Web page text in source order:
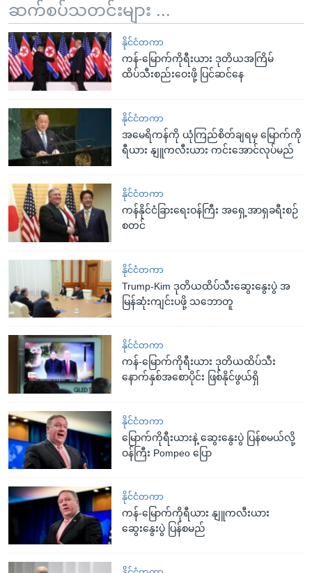
ဆက်စပ်သတင်းများ ...
နိုင်ငံတကာ
ကန်-မြောက်ကိုရီးယား ဒုတိယအကြိမ်
ထိပ်သီးစည်းဝေးဖို့ ပြင်ဆင်နေ
နိုင်ငံတကာ
အမေရိကန်ကို ယုံကြည်စိတ်ချရမှ မြောက်ကို
ရီယား နျူကလီးယား ကင်းအောင်လုပ်မည်
နိုင်ငံတကာ
ကန်နိုင်ငံခြားရေးဝန်ကြီး အရှေ့အာရှခရီးစဉ်
စတင်
နိုင်ငံတကာ
Trump-Kim ဒုတိယထိပ်သီးဆွေးနွေးပွဲ အ
မြန်ဆုံးကျင်းပဖို့ သဘောတူ
နိုင်ငံတကာ
ကန်-မြောက်ကိုရီးယား ဒုတိယထိပ်သီး
နောက်နှစ်အစောပိုင်း ဖြစ်နိုင်ဖွယ်ရှိ
နိုင်ငံတကာ
မြောက်ကိုရီးယားနဲ့ ဆွေးနွေးပွဲ ပြန်စမယ်လို့
ဝန်ကြီး Pompeo ပြော
နိုင်ငံတကာ
ကန်-မြောက်ကိုရီယား နျူကလီးယား
ဆွေးနွေးပွဲ ပြန်စမည်